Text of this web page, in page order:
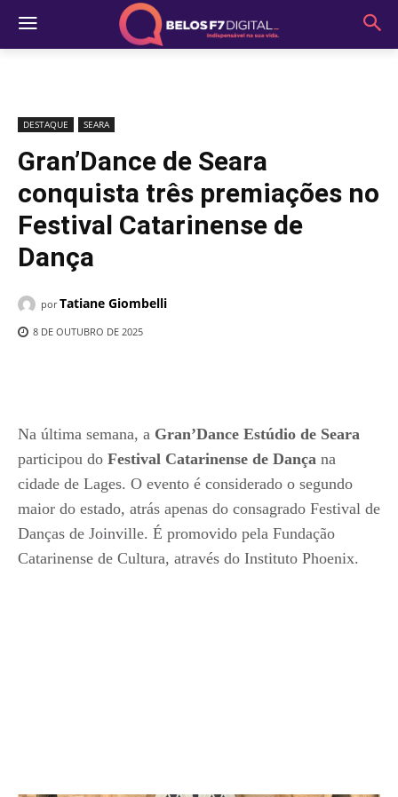
DESTAQUE SEARA
Gran’Dance de Seara
conquista três premiações no
Festival Catarinense de
Dança
por Tatiane Giombelli
8 DE OUTUBRO DE 2025
Na última semana, a Gran’Dance Estúdio de Seara
participou do Festival Catarinense de Dança na
cidade de Lages. O evento é considerado o segundo
maior do estado, atrás apenas do consagrado Festival de
Danças de Joinville. É promovido pela Fundação
Catarinense de Cultura, através do Instituto Phoenix.